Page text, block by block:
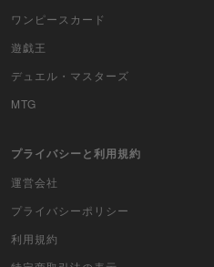
ムシキング
ドラゴンボールヒーローズ
スポーツ
アイカツ
ワンピースカード
遊戯王
デュエル・マスターズ
MTG
プライバシーと利用規約
運営会社
プライバシーポリシー
利用規約